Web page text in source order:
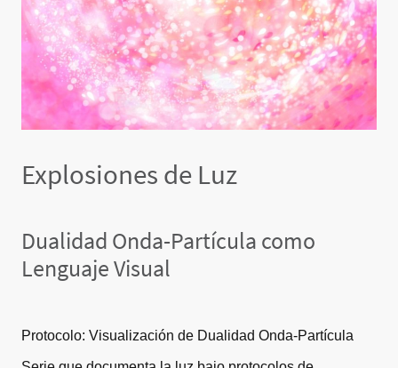
Explosiones de Luz
Dualidad Onda-Partícula como
Lenguaje Visual
Protocolo: Visualización de Dualidad Onda-Partícula